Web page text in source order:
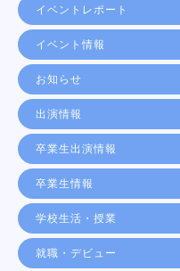
イベントレポート
イベント情報
お知らせ
出演情報
卒業生出演情報
卒業生情報
学校生活・授業
就職・デビュー